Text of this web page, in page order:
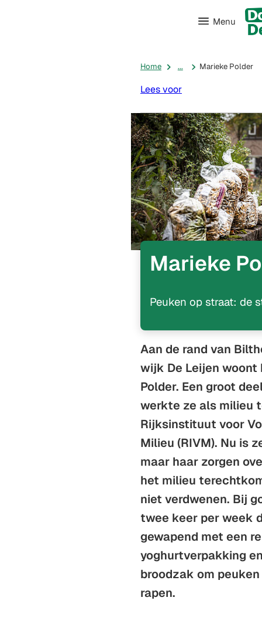
Menu
Home ... Marieke Polder
Lees voor
Marieke
Peuken op straat: de
Aan de rand van
wijk De Leijen woont
Polder. Een groot
werkte ze als milieu
Rijksinstituut voor
Milieu (RIVM). Nu is
maar haar zorgen
het milieu
niet verdwenen. Bij
twee keer per week
gewapend met een
yoghurtverpakking
broodzak om
rapen.